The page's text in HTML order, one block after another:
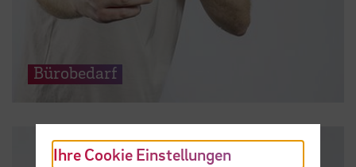
Bürobedarf
Ihre Cookie Einstellungen